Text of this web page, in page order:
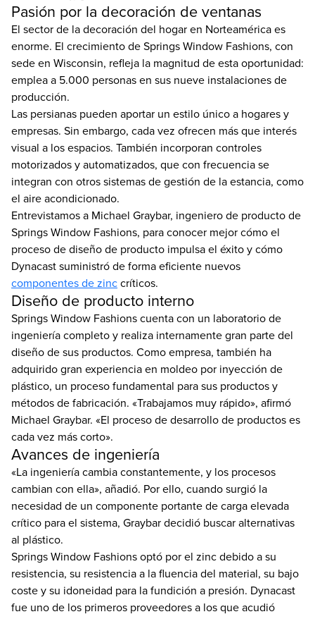
Pasión por la decoración de ventanas
El sector de la decoración del hogar en Norteamérica es
enorme. El crecimiento de Springs Window Fashions, con
sede en Wisconsin, refleja la magnitud de esta oportunidad:
emplea a 5.000 personas en sus nueve instalaciones de
producción.
Las persianas pueden aportar un estilo único a hogares y
empresas. Sin embargo, cada vez ofrecen más que interés
visual a los espacios. También incorporan controles
motorizados y automatizados, que con frecuencia se
integran con otros sistemas de gestión de la estancia, como
el aire acondicionado.
Entrevistamos a Michael Graybar, ingeniero de producto de
Springs Window Fashions, para conocer mejor cómo el
proceso de diseño de producto impulsa el éxito y cómo
Dynacast suministró de forma eficiente nuevos
componentes de zinccríticos.
Diseño de producto interno
Springs Window Fashions cuenta con un laboratorio de
ingeniería completo y realiza internamente gran parte del
diseño de sus productos. Como empresa, también ha
adquirido gran experiencia en moldeo por inyección de
plástico, un proceso fundamental para sus productos y
métodos de fabricación. «Trabajamos muy rápido», afirmó
Michael Graybar. «El proceso de desarrollo de productos es
cada vez más corto».
Avances de ingeniería
«La ingeniería cambia constantemente, y los procesos
cambian con ella», añadió. Por ello, cuando surgió la
necesidad de un componente portante de carga elevada
crítico para el sistema, Graybar decidió buscar alternativas
al plástico.
Springs Window Fashions optó por el zinc debido a su
resistencia, su resistencia a la fluencia del material, su bajo
coste y su idoneidad para la fundición a presión. Dynacast
fue uno de los primeros proveedores a los que acudió